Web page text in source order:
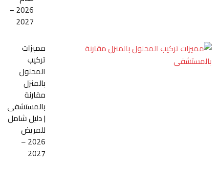
2026 –
2027
مميزات
تركيب
المحلول
بالمنزل
مقارنة
بالمستشفى
| دليل شامل
للمريض
2026 –
2027